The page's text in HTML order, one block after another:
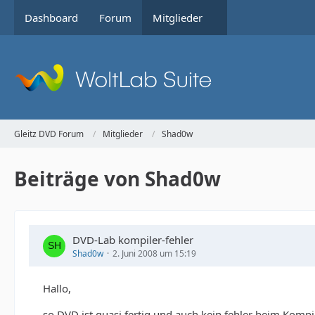
Dashboard Forum Mitglieder
Gleitz DVD Forum Mitglieder Shad0w
Beiträge von Shad0w
DVD-Lab kompiler-fehler
Shad0w 2. Juni 2008 um 15:19
Hallo,